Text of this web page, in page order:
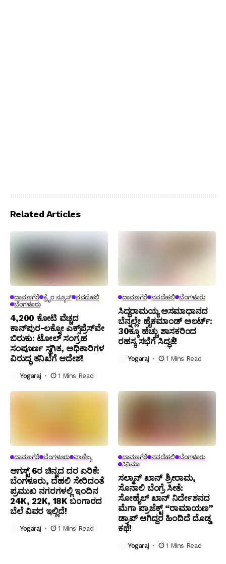
Related Articles
ದಾವಣಗೆರೆ ಕ್ರೈಂ ನ್ಯೂಸ್ ನವದೆಹಲಿ
ಬೆಂಗಳೂರು
₹4,200 ಕೋಟಿ ವೆಚ್ಚದ
ಕಾನ್‌ಪುರ-ಲಕ್ನೋ ಎಕ್ಸ್‌ಪ್ರೆಸ್‌ವೇ
ಬಿರುಕು: ಟೋಲ್ ಸಂಗ್ರಹ
ಸಂಪೂರ್ಣ ಸ್ಥಗಿತ, ಅಧಿಕಾರಿಗಳ
ವಿರುದ್ಧ ತನಿಖೆಗೆ ಆದೇಶ!
Yogaraj 1 Mins Read
ದಾವಣಗೆರೆ ನವದೆಹಲಿ ಬೆಂಗಳೂರು
ಸಿದ್ದರಾಮಯ್ಯ ಅಸಮಾಧಾನದ
ಬೆನ್ನಲ್ಲೇ ಹೈಕಮಾಂಡ್ ಅಲರ್ಟ್:
30ಕ್ಕೂ ಹೆಚ್ಚು ಶಾಸಕರಿಂದ
ರಹಸ್ಯ ಸಭೆಗೆ ಸಿದ್ಧತೆ!
Yogaraj 1 Mins Read
ದಾವಣಗೆರೆ ಬೆಂಗಳೂರು ವಾಣಿಜ್ಯ
ಆಗಸ್ಟ್ 6ರ ಚಿನ್ನದ ದರ ಏರಿಕೆ:
ಬೆಂಗಳೂರು, ದೆಹಲಿ ಸೇರಿದಂತೆ
ಪ್ರಮುಖ ನಗರಗಳಲ್ಲಿ ಇಂದಿನ
24K, 22K, 18K ಬಂಗಾರದ
ಬೆಲೆ ವಿವರ ಇಲ್ಲಿದೆ!
Yogaraj 1 Mins Read
ದಾವಣಗೆರೆ ನವದೆಹಲಿ ಬೆಂಗಳೂರು
ಸಿನಿಮಾ
ಸಲ್ಮಾನ್ ಖಾನ್ ಶ್ರೀರಾಮ,
ಸೊನಾಲಿ ಬೆಂಗ್ರೆ ಸೀತೆ:
ಸೋಹೈಲ್ ಖಾನ್ ನಿರ್ದೇಶನದ
ಮೆಗಾ ಪ್ರಾಜೆಕ್ಟ್ “ರಾಮಾಯಣ”
ಡ್ರಾಪ್ ಆಗಿದ್ದರ ಹಿಂದಿದೆ ದೊಡ್ಡ
ಕಥೆ!
Yogaraj 1 Mins Read